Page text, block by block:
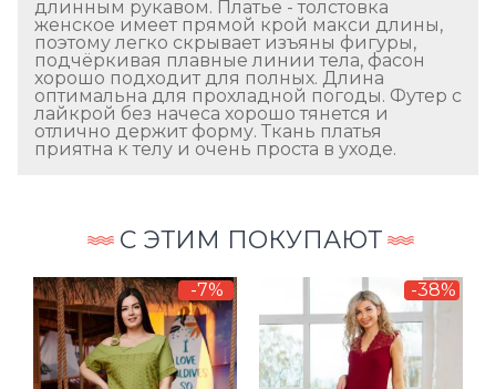
длинным рукавом. Платье - толстовка
женское имеет прямой крой макси длины,
поэтому легко скрывает изъяны фигуры,
подчёркивая плавные линии тела, фасон
хорошо подходит для полных. Длина
оптимальна для прохладной погоды. Футер с
лайкрой без начеса хорошо тянется и
отлично держит форму. Ткань платья
приятна к телу и очень проста в уходе.
С ЭТИМ ПОКУПАЮТ
-7% -38%